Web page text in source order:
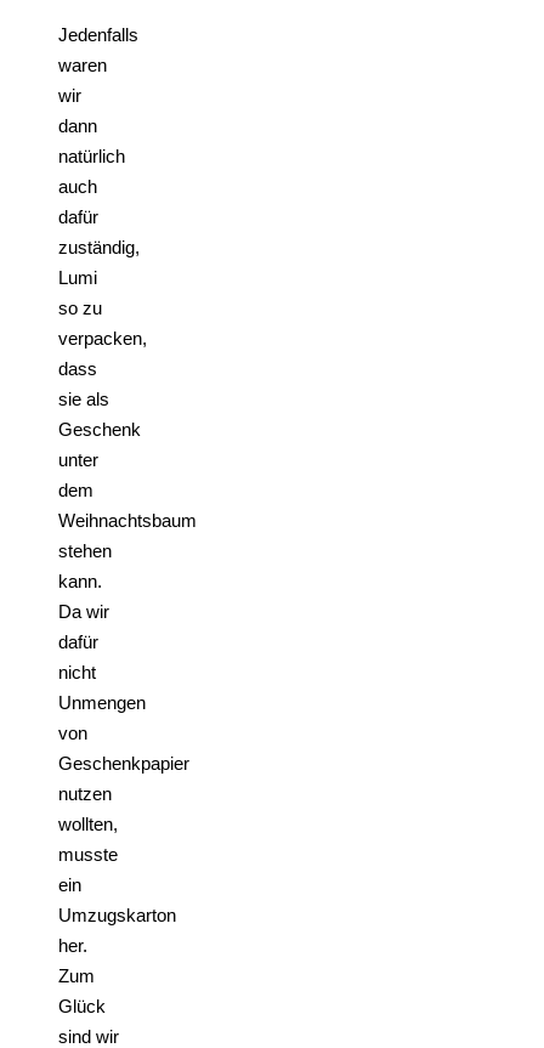
Jedenfalls
waren
wir
dann
natürlich
auch
dafür
zuständig,
Lumi
so zu
verpacken,
dass
sie als
Geschenk
unter
dem
Weihnachtsbaum
stehen
kann.
Da wir
dafür
nicht
Unmengen
von
Geschenkpapier
nutzen
wollten,
musste
ein
Umzugskarton
her.
Zum
Glück
sind wir